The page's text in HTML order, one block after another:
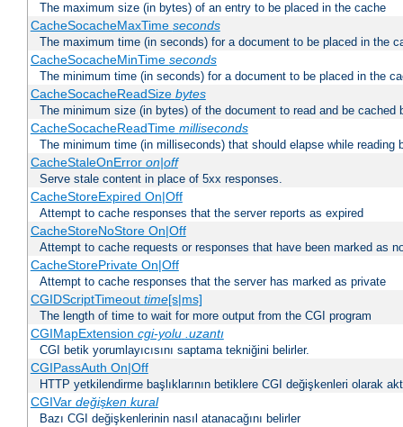
The maximum size (in bytes) of an entry to be placed in the cache
CacheSocacheMaxTime seconds
The maximum time (in seconds) for a document to be placed in the
CacheSocacheMinTime seconds
The minimum time (in seconds) for a document to be placed in the
CacheSocacheReadSize bytes
The minimum size (in bytes) of the document to read and be cached
CacheSocacheReadTime milliseconds
The minimum time (in milliseconds) that should elapse while reading
CacheStaleOnError on|off
Serve stale content in place of 5xx responses.
CacheStoreExpired On|Off
Attempt to cache responses that the server reports as expired
CacheStoreNoStore On|Off
Attempt to cache requests or responses that have been marked as
CacheStorePrivate On|Off
Attempt to cache responses that the server has marked as private
CGIDScriptTimeout time[s|ms]
The length of time to wait for more output from the CGI program
CGIMapExtension cgi-yolu .uzantı
CGI betik yorumlayıcısını saptama tekniğini belirler.
CGIPassAuth On|Off
HTTP yetkilendirme başlıklarının betiklere CGI değişkenleri olarak
CGIVar değişken kural
Bazı CGI değişkenlerinin nasıl atanacağını belirler